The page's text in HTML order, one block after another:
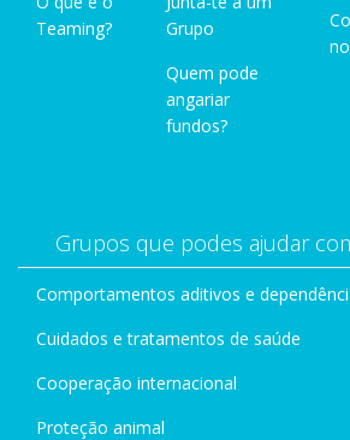
Teaming?
Grupo
Quem pode
angariar
fundos?
Grupos que podes ajudar
Comportamentos aditivos e
Cuidados e tratamentos de saúde
Cooperação internacional
Proteção animal